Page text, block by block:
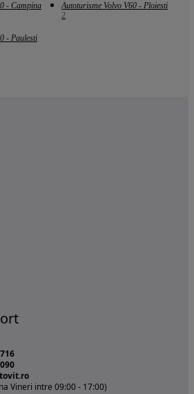
- Campina
Autoturisme Volvo V60 - Ploiesti
2
- Paulesti
Vineri intre 09:00 - 17:00)